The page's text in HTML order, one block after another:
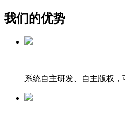
我们的优势
系统自主研发、自主版权